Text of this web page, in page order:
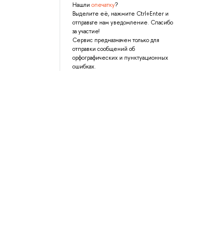
Нашли опечатку?
Выделите её, нажмите Ctrl+Enter и
отправьте нам уведомление. Спасибо
за участие!
Сервис предназначен только для
отправки сообщений об
орфографических и пунктуационных
ошибках.